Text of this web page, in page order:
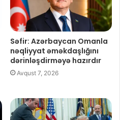
Səfir: Azərbaycan Omanla
nəqliyyat əməkdaşlığını
dərinləşdirməyə hazırdır
Avqust 7, 2026